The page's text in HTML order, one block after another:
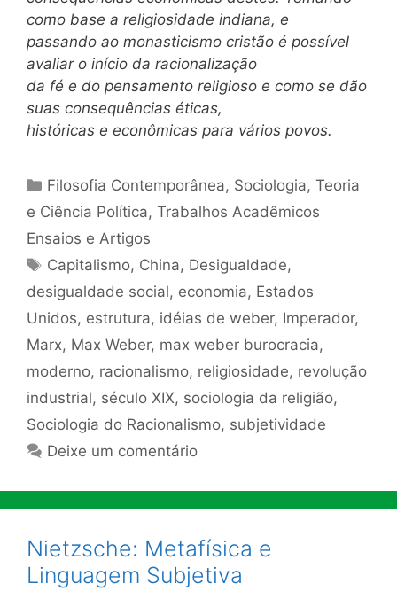
como base a religiosidade indiana, e
passando ao monasticismo cristão é possível
avaliar o início da racionalização
da fé e do pensamento religioso e como se dão
suas consequências éticas,
históricas e econômicas para vários povos.
Categorias
Filosofia Contemporânea, Sociologia,Teoria
e Ciência Política, Trabalhos Acadêmicos
Ensaios e Artigos
Tags
Capitalismo, China, Desigualdade,
desigualdade social, economia, Estados
Unidos, estrutura, idéias de weber, Imperador,
Marx, Max Weber, max weber burocracia,
moderno, racionalismo, religiosidade, revolução
industrial, século XIX, sociologia da religião,
Sociologia do Racionalismo, subjetividade
Deixe um comentário
Nietzsche: Metafísica e
Linguagem Subjetiva